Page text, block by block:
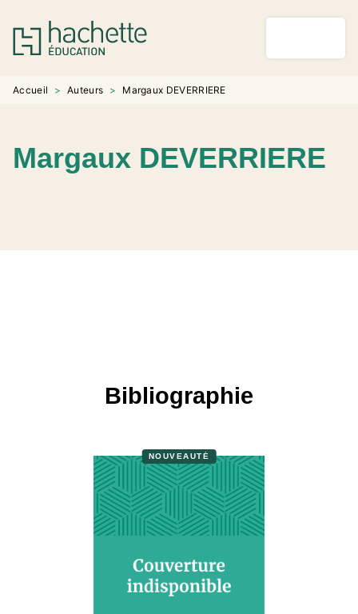
MENU RECHERCHE
PIED DE PAGE
Accueil > Auteurs > Margaux DEVERRIERE
Margaux DEVERRIERE
Bibliographie
NOUVEAUTÉ